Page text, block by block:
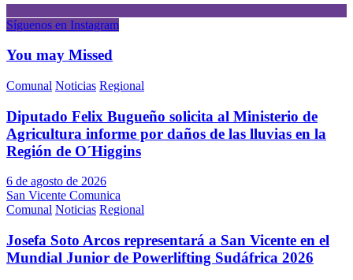
Síguenos en Instagram
You may Missed
Comunal Noticias Regional
Diputado Felix Bugueño solicita al Ministerio de
Agricultura informe por daños de las lluvias en la
Región de O´Higgins
6 de agosto de 2026
San Vicente Comunica
Comunal Noticias Regional
Josefa Soto Arcos representará a San Vicente en el
Mundial Junior de Powerlifting Sudáfrica 2026